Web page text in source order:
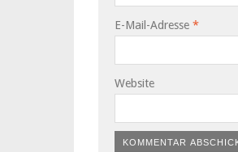
E-Mail-Adresse *
Website